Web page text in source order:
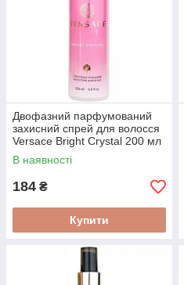
Двофазний парфумований
захисний спрей для волосся
Versace Bright Crystal 200 мл
В наявності
184 ₴
Купити